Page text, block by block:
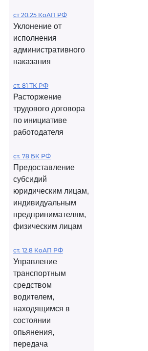
ст 20.25 КоАП РФ
Уклонение от
исполнения
административного
наказания
ст. 81 ТК РФ
Расторжение
трудового договора
по инициативе
работодателя
ст. 78 БК РФ
Предоставление
субсидий
юридическим лицам,
индивидуальным
предпринимателям,
физическим лицам
ст. 12.8 КоАП РФ
Управление
транспортным
средством
водителем,
находящимся в
состоянии
опьянения,
передача